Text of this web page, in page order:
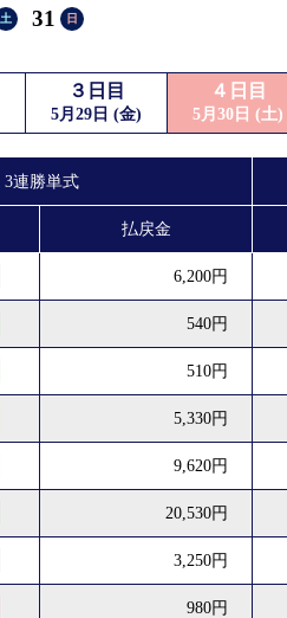
土 31 日
３日目
5月29日 (金)
４日目
5月30日 (土)
3連勝単式
払戻金
6,200円
540円
510円
5,330円
9,620円
20,530円
3,250円
980円